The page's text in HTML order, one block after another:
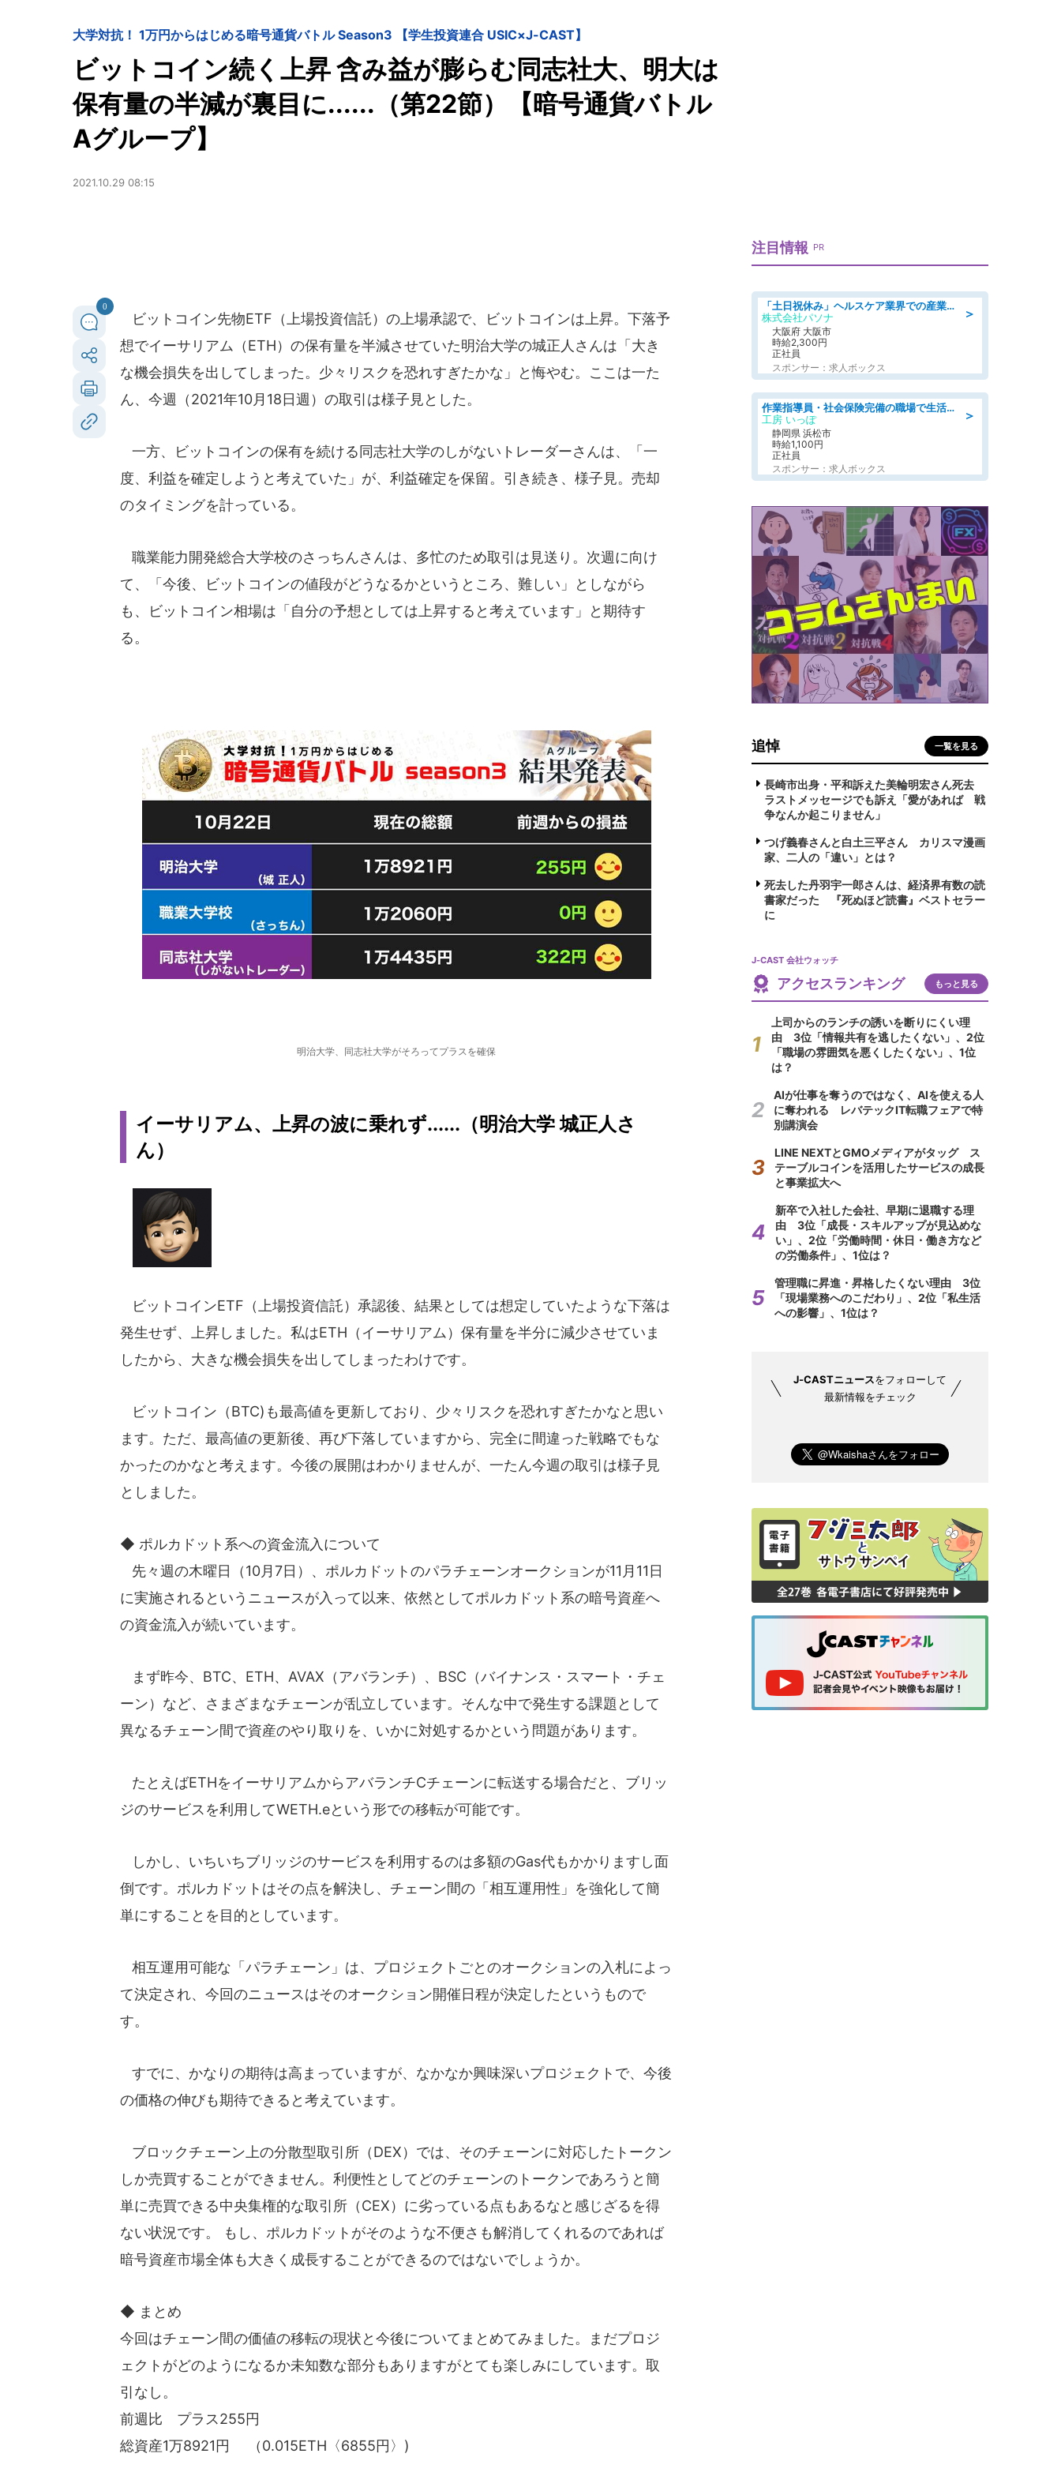
大学対抗！ 1万円からはじめる暗号通貨バトル Season3 【学生投資連合 USIC×J-CAST】
ビットコイン続く上昇 含み益が膨らむ同志社大、明大は
保有量の半減が裏目に......（第22節）【暗号通貨バトル
Aグループ】
2021.10.29 08:15
0
ビットコイン先物ETF（上場投資信託）の上場承認で、ビットコインは上昇。下落予
想でイーサリアム（ETH）の保有量を半減させていた明治大学の城正人さんは「大き
な機会損失を出してしまった。少々リスクを恐れすぎたかな」と悔やむ。ここは一た
ん、今週（2021年10月18日週）の取引は様子見とした。
一方、ビットコインの保有を続ける同志社大学のしがないトレーダーさんは、「一
度、利益を確定しようと考えていた」が、利益確定を保留。引き続き、様子見。売却
のタイミングを計っている。
職業能力開発総合大学校のさっちんさんは、多忙のため取引は見送り。次週に向け
て、「今後、ビットコインの値段がどうなるかというところ、難しい」としながら
も、ビットコイン相場は「自分の予想としては上昇すると考えています」と期待す
る。
明治大学、同志社大学がそろってプラスを確保
イーサリアム、上昇の波に乗れず......（明治大学 城正人さ
ん）
ビットコインETF（上場投資信託）承認後、結果としては想定していたような下落は
発生せず、上昇しました。私はETH（イーサリアム）保有量を半分に減少させていま
したから、大きな機会損失を出してしまったわけです。
ビットコイン（BTC)も最高値を更新しており、少々リスクを恐れすぎたかなと思い
ます。ただ、最高値の更新後、再び下落していますから、完全に間違った戦略でもな
かったのかなと考えます。今後の展開はわかりませんが、一たん今週の取引は様子見
としました。
◆ ポルカドット系への資金流入について
先々週の木曜日（10月7日）、ポルカドットのパラチェーンオークションが11月11日
に実施されるというニュースが入って以来、依然としてポルカドット系の暗号資産へ
の資金流入が続いています。
まず昨今、BTC、ETH、AVAX（アバランチ）、BSC（バイナンス・スマート・チェ
ーン）など、さまざまなチェーンが乱立しています。そんな中で発生する課題として
異なるチェーン間で資産のやり取りを、いかに対処するかという問題があります。
たとえばETHをイーサリアムからアバランチCチェーンに転送する場合だと、ブリッ
ジのサービスを利用してWETH.eという形での移転が可能です。
しかし、いちいちブリッジのサービスを利用するのは多額のGas代もかかりますし面
倒です。ポルカドットはその点を解決し、チェーン間の「相互運用性」を強化して簡
単にすることを目的としています。
相互運用可能な「パラチェーン」は、プロジェクトごとのオークションの入札によっ
て決定され、今回のニュースはそのオークション開催日程が決定したというもので
す。
すでに、かなりの期待は高まっていますが、なかなか興味深いプロジェクトで、今後
の価格の伸びも期待できると考えています。
ブロックチェーン上の分散型取引所（DEX）では、そのチェーンに対応したトークン
しか売買することができません。利便性としてどのチェーンのトークンであろうと簡
単に売買できる中央集権的な取引所（CEX）に劣っている点もあるなと感じざるを得
ない状況です。 もし、ポルカドットがそのような不便さも解消してくれるのであれば
暗号資産市場全体も大きく成長することができるのではないでしょうか。
◆ まとめ
今回はチェーン間の価値の移転の現状と今後についてまとめてみました。まだプロジ
ェクトがどのようになるか未知数な部分もありますがとても楽しみにしています。取
引なし。
前週比 プラス255円
総資産1万8921円 （0.015ETH〈6855円〉)
注目情報 PR
＞
「土日祝休み」ヘルスケア業界での産業保健師業務/看護師/高時給/要資格:正看護師
株式会社パソナ
大阪府 大阪市
時給2,300円
正社員
スポンサー：求人ボックス
＞
作業指導員・社会保険完備の職場で生活支援員
工房 いっぽ
静岡県 浜松市
時給1,100円
正社員
スポンサー：求人ボックス
追悼 一覧を見る
長崎市出身・平和訴えた美輪明宏さん死去
ラストメッセージでも訴え「愛があれば 戦
争なんか起こりません」
つげ義春さんと白土三平さん カリスマ漫画
家、二人の「違い」とは？
死去した丹羽宇一郎さんは、経済界有数の読
書家だった 『死ぬほど読書』ベストセラー
に
J-CAST 会社ウォッチ
アクセスランキング もっと見る
上司からのランチの誘いを断りにくい理
由 3位「情報共有を逃したくない」、2位
「職場の雰囲気を悪くしたくない」、1位
は？
AIが仕事を奪うのではなく、AIを使える人
に奪われる レバテックIT転職フェアで特
別講演会
LINE NEXTとGMOメディアがタッグ ス
テーブルコインを活用したサービスの成長
と事業拡大へ
新卒で入社した会社、早期に退職する理
由 3位「成長・スキルアップが見込めな
い」、2位「労働時間・休日・働き方など
の労働条件」、1位は？
管理職に昇進・昇格したくない理由 3位
「現場業務へのこだわり」、2位「私生活
への影響」、1位は？
J-CASTニュースをフォローして
最新情報をチェック